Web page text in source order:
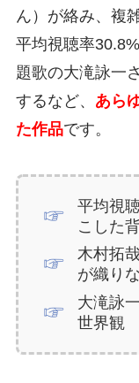
ん）が絡み、複
平均視聴率
題歌の大滝詠一
するなど、 あら
た作品です。
平均視
こした
木村拓
が織り
大滝詠
世界観